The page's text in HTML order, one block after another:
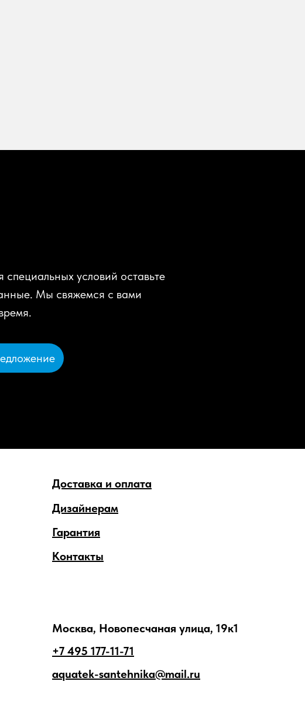
специальных условий оставьте
Мы свяжемся с вами
Дизайнерам
Доставка и оплата
Гарантия
Контакты
Москва, Новопесчаная улица, 19к1
+7 495 177-11-71
aquatek-santehnika@mail.ru